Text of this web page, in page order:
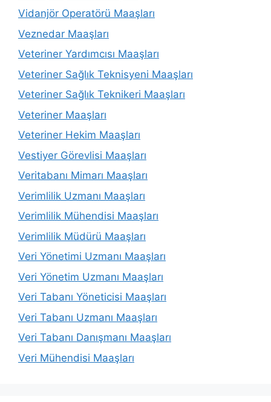
Vidanjör Operatörü Maaşları
Veznedar Maaşları
Veteriner Yardımcısı Maaşları
Veteriner Sağlık Teknisyeni Maaşları
Veteriner Sağlık Teknikeri Maaşları
Veteriner Maaşları
Veteriner Hekim Maaşları
Vestiyer Görevlisi Maaşları
Veritabanı Mimarı Maaşları
Verimlilik Uzmanı Maaşları
Verimlilik Mühendisi Maaşları
Verimlilik Müdürü Maaşları
Veri Yönetimi Uzmanı Maaşları
Veri Yönetim Uzmanı Maaşları
Veri Tabanı Yöneticisi Maaşları
Veri Tabanı Uzmanı Maaşları
Veri Tabanı Danışmanı Maaşları
Veri Mühendisi Maaşları